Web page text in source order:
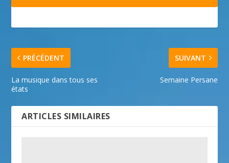
PRÉCÉDENT
La musique dans tous ses
états
SUIVANT
Semaine Persane
ARTICLES SIMILAIRES